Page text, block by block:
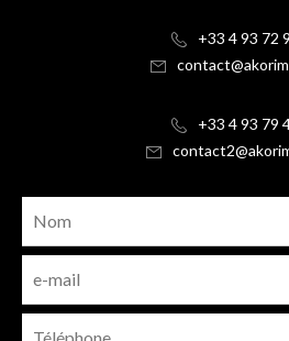
+33 4 93 72
+33 4 93 79